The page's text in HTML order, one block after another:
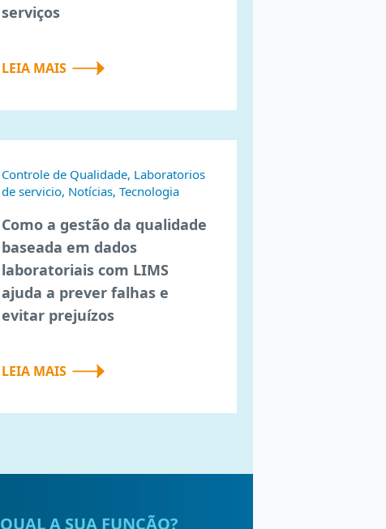
serviços
LEIA MAIS
Controle de Qualidade, Laboratorios
de servicio, Notícias, Tecnologia
Como a gestão da qualidade
baseada em dados
laboratoriais com LIMS
ajuda a prever falhas e
evitar prejuízos
LEIA MAIS
QUAL A SUA FUNÇÃO?